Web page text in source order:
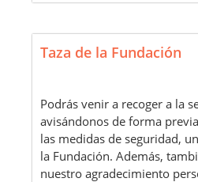
Taza de la Fundación
Podrás venir a recoger a la
avisándonos de forma
las medidas de seguridad,
la Fundación. Además,
nuestro agradecimiento